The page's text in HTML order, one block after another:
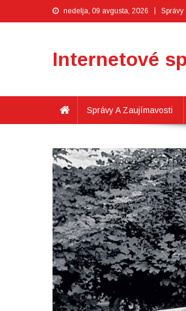
nedelja, 09 avgusta, 2026 Správy
Internetové
Správy A Zaujímavosti